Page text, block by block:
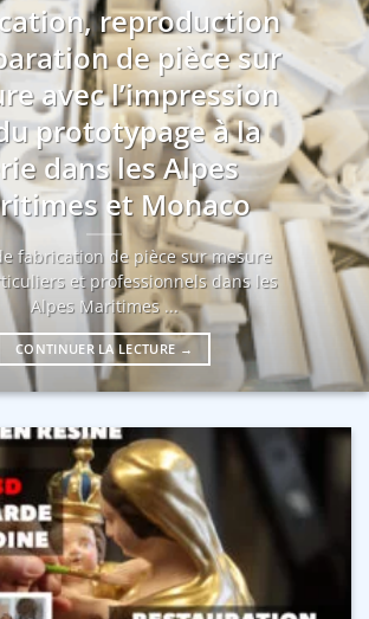
reproduction
de pièce sur
avec l’impression
prototypage à la
dans les Alpes
et Monaco
fabrication de pièce sur mesure
et professionnels dans les
Alpes Maritimes ...
CONTINUER LA LECTURE →